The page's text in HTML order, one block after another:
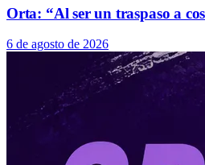
Orta: “Al ser un traspaso a
6 de agosto de 2026